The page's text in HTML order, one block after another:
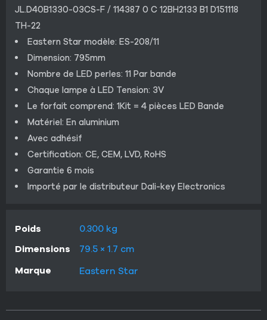
JL.D40B1330-03CS-F / 114387 0 C 12BH2133 B1 D151118
TH-22
Eastern Star modèle: ES-208/11
Dimension: 795mm
Nombre de LED perles: 11 Par bande
Chaque lampe à LED Tension: 3V
Le forfait comprend: 1Kit = 4 pièces LED Bande
Matériel: En aluminium
Avec adhésif
Certification: CE, CEM, LVD, RoHS
Garantie 6 mois
Importé par le distributeur Dali-key Electronics
Poids
0.300 kg
Dimensions
79.5 × 1.7 cm
Marque
Eastern Star